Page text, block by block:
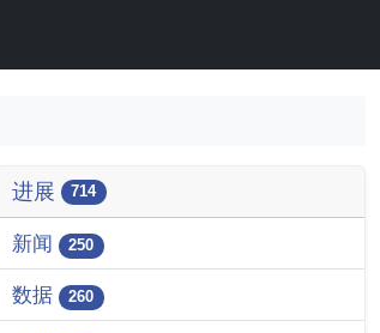
进展 714
新闻 250
数据 260